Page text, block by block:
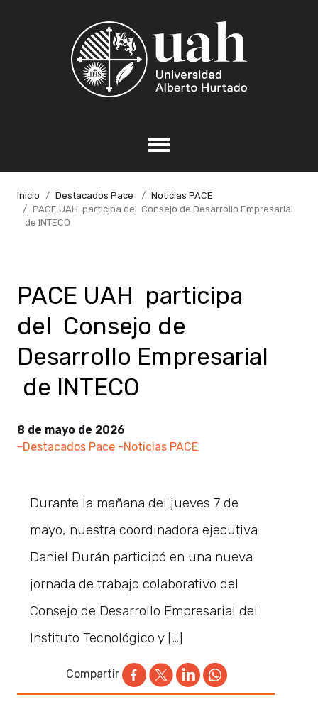
Inicio Destacados Pace
Noticias PACE
PACE UAH participa del Consejo de Desarrollo Empresarial
de INTECO
PACE UAH participa
del Consejo de
Desarrollo Empresarial
de INTECO
8 de mayo de 2026
-Destacados Pace -Noticias PACE
Durante la mañana del jueves 7 de
mayo, nuestra coordinadora ejecutiva
Daniel Durán participó en una nueva
jornada de trabajo colaborativo del
Consejo de Desarrollo Empresarial del
Instituto Tecnológico y […]
Compartir